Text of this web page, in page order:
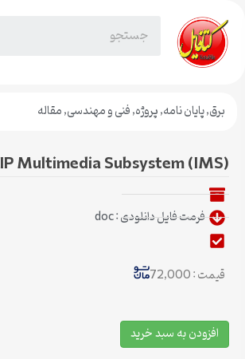
برق,پایان نامه,پروژه,فنی و مهندسی,مقاله
IP Multimedia Subsystem (IMS)
فرمت فایل دانلودی : doc
قیمت : 72,000
افزودن به سبد خرید